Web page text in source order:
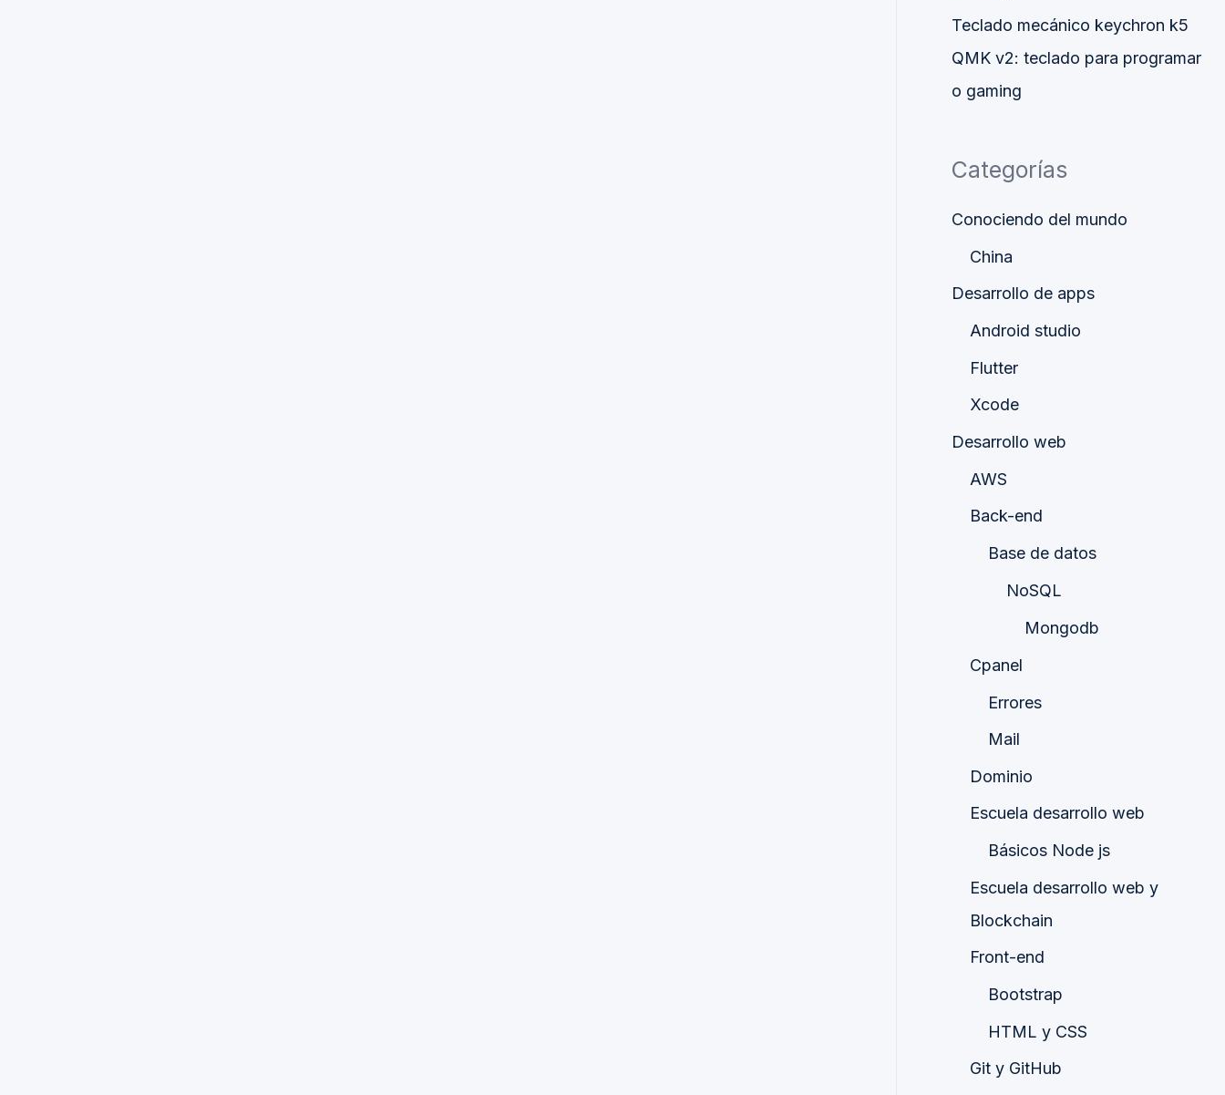
Teclado mecánico keychron k5
QMK v2: teclado para programar
o gaming
Categorías
Conociendo del mundo
China
Desarrollo de apps
Android studio
Flutter
Xcode
Desarrollo web
AWS
Back-end
Base de datos
NoSQL
Mongodb
Cpanel
Errores
Mail
Dominio
Escuela desarrollo web
Básicos Node js
Escuela desarrollo web y
Blockchain
Front-end
Bootstrap
HTML y CSS
Git y GitHub